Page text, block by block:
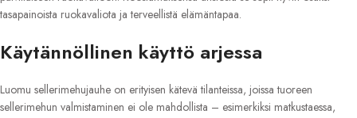
tasapainoista ruokavaliota ja terveellistä elämäntapaa.
Käytännöllinen käyttö arjessa
Luomu sellerimehujauhe on erityisen kätevä tilanteissa, joissa tuoreen
sellerimehun valmistaminen ei ole mahdollista – esimerkiksi matkustaessa,